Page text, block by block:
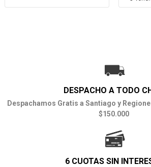
DESPACHO A TODO
Despachamos Gratis a Santiago y
$150.000
6 CUOTAS SIN